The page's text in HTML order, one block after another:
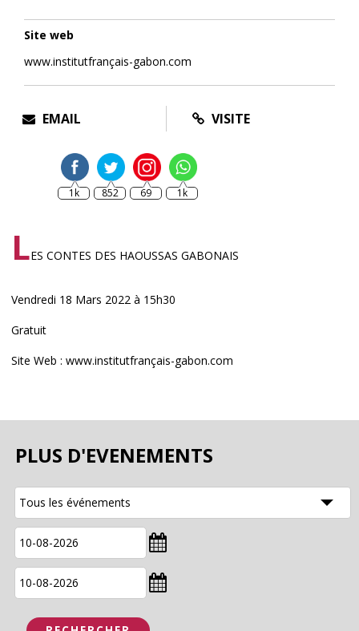
Site web
www.institutfrançais-gabon.com
EMAIL VISITE
1k 852 69 1k
LES CONTES DES HAOUSSAS GABONAIS
Vendredi 18 Mars 2022 à 15h30
Gratuit
Site Web : www.institutfrançais-gabon.com
PLUS D'EVENEMENTS